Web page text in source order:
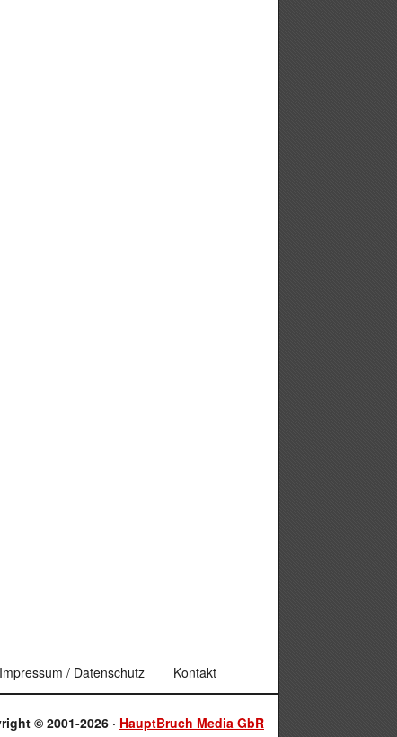
Impressum / Datenschutz Kontakt
© 2001-2026 · HauptBruch Media GbR